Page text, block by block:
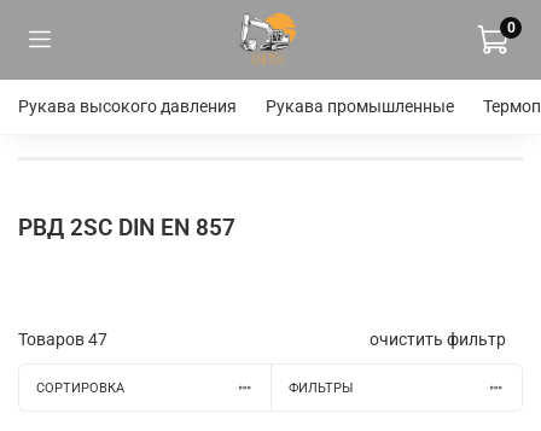
0
Рукава высокого давления Рукава промышленные
РВД 2SC DIN EN 857
Товаров47 очистить фильтр
СОРТИРОВКА ФИЛЬТРЫ